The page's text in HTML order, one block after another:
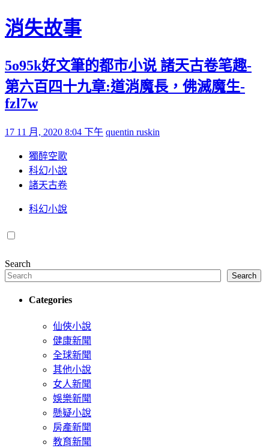
Skip to content
消失故事
5o95k好文筆的都市小说 諸天古卷笔趣-
第六百四十九章:道消魔長，佛滅魔生-
fzl7w
Posted on
17 11 月, 2020 8:04 下午 by
quentin ruskin
獨醉空歌
科幻小說
諸天古卷
科幻小說
Search
Search
Categories
仙俠小說
健康新聞
全球新聞
其他小說
女人新聞
娛樂新聞
懸疑小說
房產新聞
教育新聞